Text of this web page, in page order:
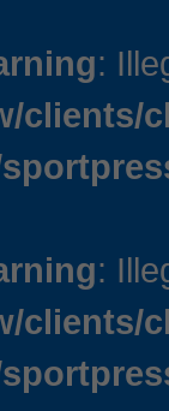
:
clients/
:
clients/